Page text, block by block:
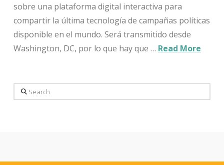
sobre una plataforma digital interactiva para
compartir la última tecnología de campañas políticas
disponible en el mundo. Será transmitido desde
Washington, DC, por lo que hay que … Read More
Search